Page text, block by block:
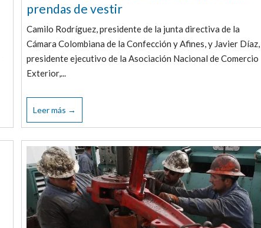
prendas de vestir
Camilo Rodríguez, presidente de la junta directiva de la
Cámara Colombiana de la Confección y Afines, y Javier Díaz,
presidente ejecutivo de la Asociación Nacional de Comercio
Exterior,...
Leer más →